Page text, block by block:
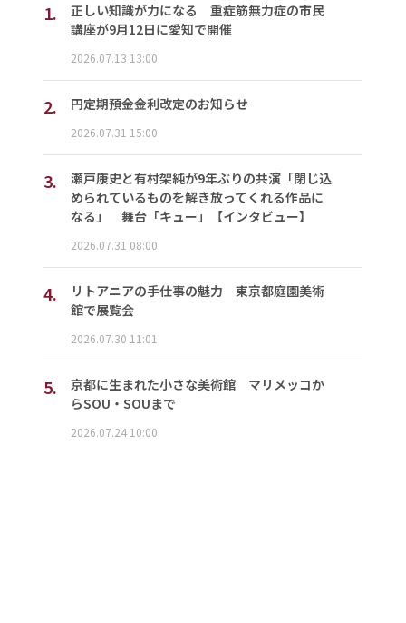
1.
正しい知識が力になる 重症筋無力症の市民
講座が9月12日に愛知で開催
2026.07.13 13:00
2. 円定期預金金利改定のお知らせ
2026.07.31 15:00
3.
瀬戸康史と有村架純が9年ぶりの共演「閉じ込
められているものを解き放ってくれる作品に
なる」 舞台「キュー」【インタビュー】
2026.07.31 08:00
4.
リトアニアの手仕事の魅力 東京都庭園美術
館で展覧会
2026.07.30 11:01
5.
京都に生まれた小さな美術館 マリメッコか
らSOU・SOUまで
2026.07.24 10:00